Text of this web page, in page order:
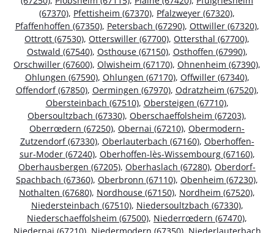
(67370), Pfettisheim (67370), Pfalzweyer (67320),
Pfaffenhoffen (67350), Petersbach (67290), Ottwiller (67320),
Ottrott (67530), Otterswiller (67700), Ottersthal (67700),
Ostwald (67540), Osthouse (67150), Osthoffen (67990),
Orschwiller (67600), Olwisheim (67170), Ohnenheim (67390),
Ohlungen (67590), Ohlungen (67170), Offwiller (67340),
Offendorf (67850), Oermingen (67970), Odratzheim (67520),
Obersteinbach (67510), Obersteigen (67710),
Obersoultzbach (67330), Oberschaeffolsheim (67203),
Oberrœdern (67250), Obernai (67210), Obermodern-
Zutzendorf (67330), Oberlauterbach (67160), Oberhoffen-
sur-Moder (67240), Oberhoffen-lès-Wissembourg (67160),
Oberhausbergen (67205), Oberhaslach (67280), Oberdorf-
Spachbach (67360), Oberbronn (67110), Obenheim (67230),
Nothalten (67680), Nordhouse (67150), Nordheim (67520),
Niedersteinbach (67510), Niedersoultzbach (67330),
Niederschaeffolsheim (67500), Niederrœdern (67470),